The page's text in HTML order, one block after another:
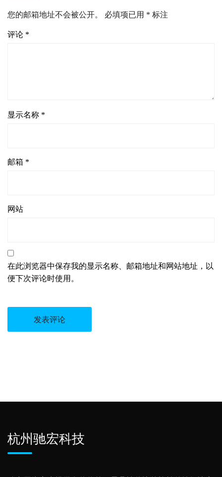
您的邮箱地址不会被公开。 必填项已用 * 标注
评论 *
显示名称 *
邮箱 *
网站
在此浏览器中保存我的显示名称、邮箱地址和网站地址，以
便下次评论时使用。
杭州驰宏科技